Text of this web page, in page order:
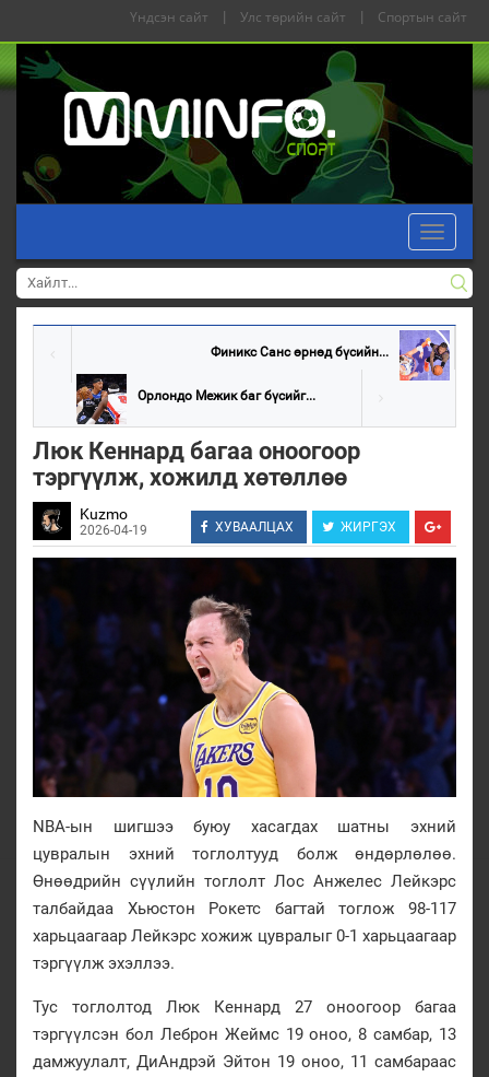
Үндсэн сайт | Улс төрийн сайт | Спортын сайт
Toggle
Финикс Санс өрнөд бүсийн...
Орлондо Межик баг бүсийг...
Люк Кеннард багаа оноогоор
тэргүүлж, хожилд хөтөллөө
Kuzmo
2026-04-19 ХУВААЛЦАХ ЖИРГЭХ
NBA-ын шигшээ буюу хасагдах шатны эхний
цувралын эхний тоглолтууд болж өндөрлөлөө.
Өнөөдрийн сүүлийн тоглолт Лос Анжелес Лейкэрс
талбайдаа Хьюстон Рокетс багтай тоглож 98-117
харьцаагаар Лейкэрс хожиж цувралыг 0-1 харьцаагаар
тэргүүлж эхэллээ.
Тус тоглолтод Люк Кеннард 27 оноогоор багаа
тэргүүлсэн бол Леброн Жеймс 19 оноо, 8 самбар, 13
дамжуулалт, ДиАндрэй Эйтон 19 оноо, 11 самбараас